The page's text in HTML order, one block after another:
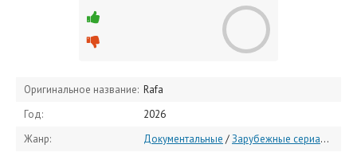
Оригинальное название: Rafa
Год:
2026
Жанр:
Документальные /Зарубежные сериалы